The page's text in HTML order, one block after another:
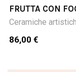
FRUTTA CON
Ceramiche
86,00 €